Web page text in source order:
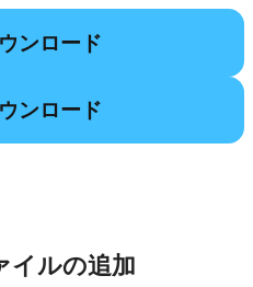
ンロード
ンロード
イルの追加